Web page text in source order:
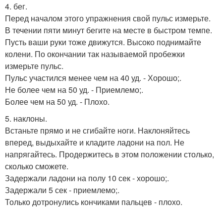
4. бег.
Перед началом этого упражнения свой пульс измерьте.
В течении пяти минут бегите на месте в быстром темпе.
Пусть ваши руки тоже движутся. Высоко поднимайте
колени. По окончании так называемой пробежки
измерьте пульс.
Пульс участился менее чем на 40 уд. - Хорошо;.
Не более чем на 50 уд. - Приемлемо;.
Более чем на 50 уд. - Плохо.
5. наклоны.
Встаньте прямо и не сгибайте ноги. Наклоняйтесь
вперед, выдыхайте и кладите ладони на пол. Не
напрягайтесь. Продержитесь в этом положении столько,
сколько сможете.
Задержали ладони на полу 10 сек - хорошо;.
Задержали 5 сек - приемлемо;.
Только дотронулись кончиками пальцев - плохо.